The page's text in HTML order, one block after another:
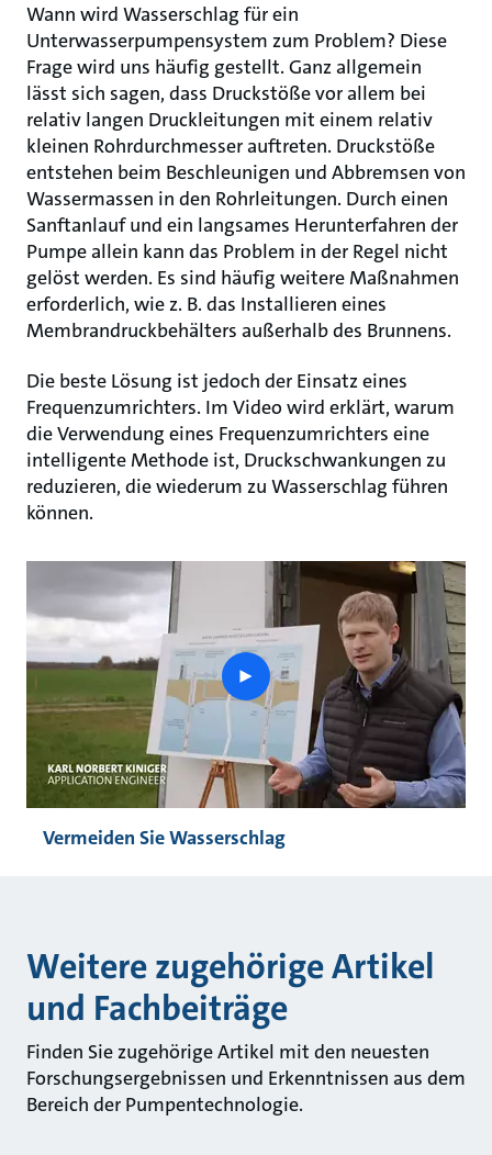
Wann wird Wasserschlag für ein
Unterwasserpumpensystem zum Problem? Diese
Frage wird uns häufig gestellt. Ganz allgemein
lässt sich sagen, dass Druckstöße vor allem bei
relativ langen Druckleitungen mit einem relativ
kleinen Rohrdurchmesser auftreten. Druckstöße
entstehen beim Beschleunigen und Abbremsen von
Wassermassen in den Rohrleitungen. Durch einen
Sanftanlauf und ein langsames Herunterfahren der
Pumpe allein kann das Problem in der Regel nicht
gelöst werden. Es sind häufig weitere Maßnahmen
erforderlich, wie z. B. das Installieren eines
Membrandruckbehälters außerhalb des Brunnens.
Die beste Lösung ist jedoch der Einsatz eines
Frequenzumrichters. Im Video wird erklärt, warum
die Verwendung eines Frequenzumrichters eine
intelligente Methode ist, Druckschwankungen zu
reduzieren, die wiederum zu Wasserschlag führen
können.
play
button
Vermeiden Sie Wasserschlag
Weitere zugehörige Artikel
und Fachbeiträge
Finden Sie zugehörige Artikel mit den neuesten
Forschungsergebnissen und Erkenntnissen aus dem
Bereich der Pumpentechnologie.